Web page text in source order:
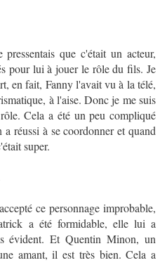
que c'était un acteur,
pour lui à jouer le rôle du fils. Je
en fait, Fanny l'avait vu à la télé,
à l'aise. Donc je me suis
Cela a été un peu compliqué
réussi à se coordonner et quand
super.
ce personnage improbable,
a été formidable, elle lui a
évident. Et Quentin Minon, un
amant, il est très bien. Cela a